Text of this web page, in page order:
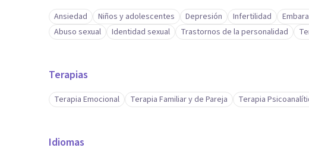
Ansiedad Niños y adolescentes Depresión Infertilidad
Abuso sexual
Identidad sexual Trastornos de la personalidad
Terapias
Terapia Emocional Terapia Familiar y de Pareja Terapia
Idiomas